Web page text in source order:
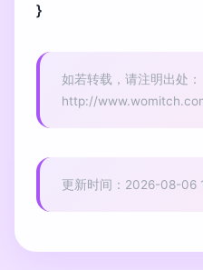
}
如若转载，请注明出处：
http://
更新时间：2026-08-06